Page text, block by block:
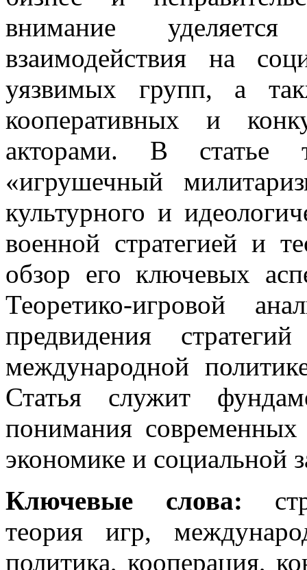
внимание уделяется
взаимодействия на
уязвимых групп, а
кооперативных и
акторами. В статье
«игрушечный
культурного и
военной стратегией и
обзор его ключевых
Теоретико-игровой
предвидения
международной
Статья служит
понимания
экономике и социальной
Ключевые слова:
теория игр,
политика, кооперация,